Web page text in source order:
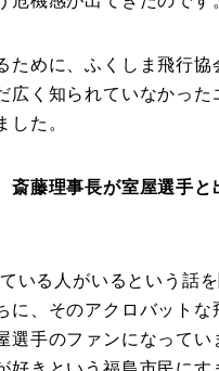
めに、ふくしま飛行協
広く知られていなかっ
た。
藤理事長が室屋選手と
いる人がいるという話
、そのアクロバット
手のファンになって